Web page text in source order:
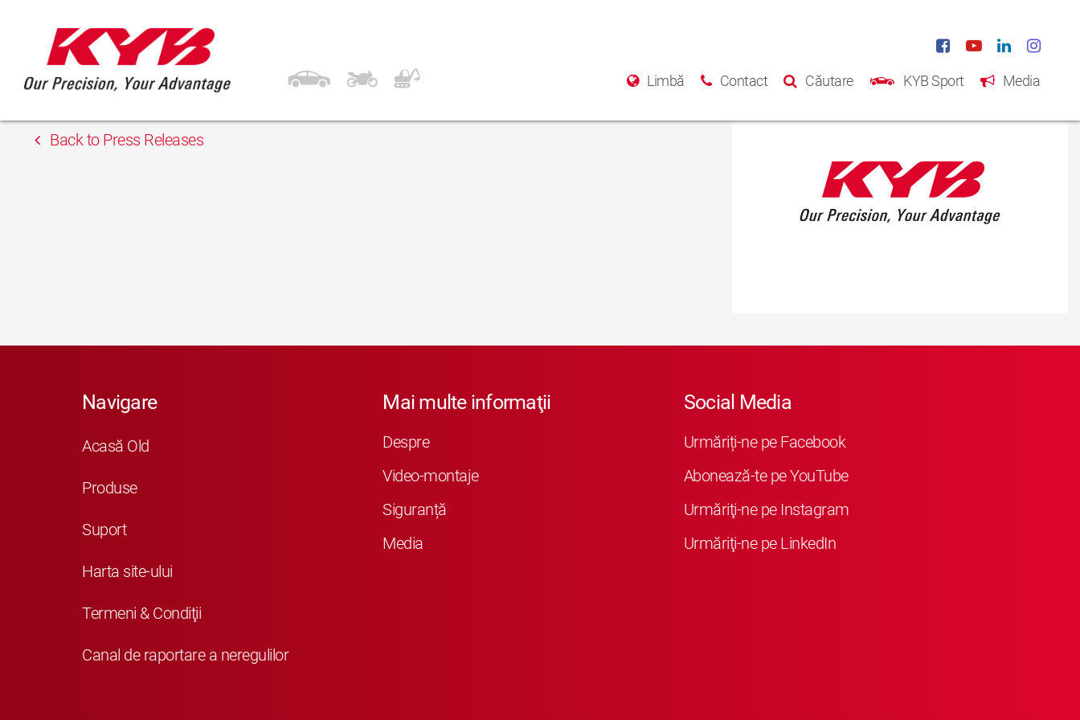
Limbă Contact Căutare KYB Sport Media
Auto Total SRL
Back to Press Releases
Navigare
Acasă Old
Produse
Suport
Harta site-ului
Termeni & Condiţii
Canal de raportare a neregulilor
Mai multe informaţii
Despre
Video-montaje
Siguranță
Media
Social Media
Urmăriți-ne pe Facebook
Abonează-te pe YouTube
Urmăriţi-ne pe Instagram
Urmăriţi-ne pe LinkedIn